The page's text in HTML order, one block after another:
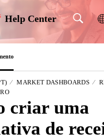
Help Center
MARKET DASHBOARDS
criar uma
de